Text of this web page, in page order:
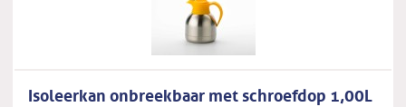
Isoleerkan onbreekbaar met schroefdop 1,00L